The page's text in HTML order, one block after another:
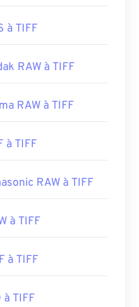
à TIFF
RAW à TIFF
RAW à TIFF
à TIFF
RAW à TIFF
à TIFF
à TIFF
à TIFF